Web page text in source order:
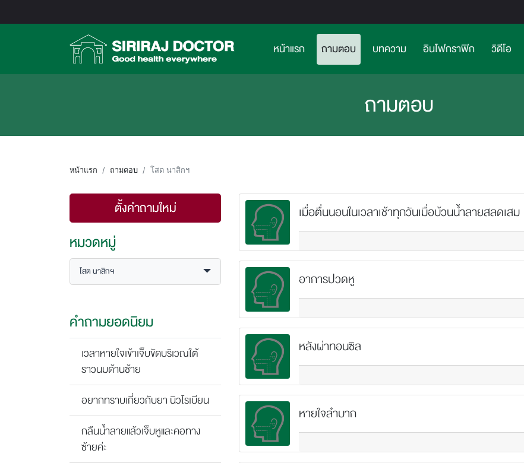
หน้าแรก ถามตอบ(current)>
บทความ อินโฟกราฟิก วิดีโอ
ถามตอบ
หน้าแรก ถามตอบ โสต นาสิกฯ
ตั้งคำถามใหม่
หมวดหมู่
โสต นาสิกฯ
คำถามยอดนิยม
เวลาหายใจเข้าเจ็บขัดบริเวณใต้
ราวนมด้านซ้าย
อยากทราบเกี่ยวกับยา นิวโรเบียน
กลืนน้ำลายแล้วเจ็บหูและคอทาง
ซ้ายค่ะ
เมื่อตื่นนอนในเวลาเช้าทุกวันเมื่อบ้วนน้ำลายสลดเสม
อาการปวดหู
หลังผ่าทอนซิล
หายใจลำบาก